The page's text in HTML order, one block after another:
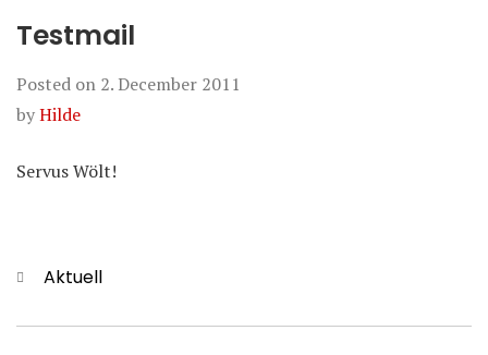
Testmail
Posted on 2. December 2011
byHilde
Servus Wölt!
Categories
Aktuell